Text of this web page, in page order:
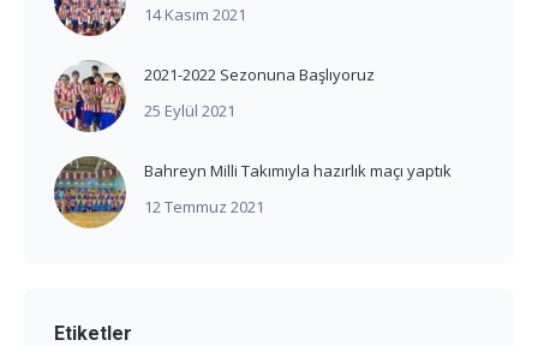
14 Kasım 2021
2021-2022 Sezonuna Başlıyoruz
25 Eylül 2021
Bahreyn Milli Takımıyla hazırlık maçı yaptık
12 Temmuz 2021
Etiketler